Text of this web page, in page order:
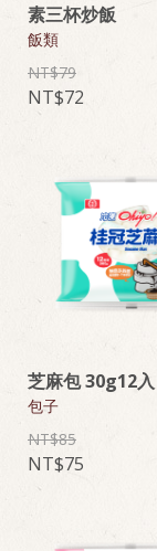
素三杯炒飯
飯類
79
72
芝麻包 30g12入
包子
85
75